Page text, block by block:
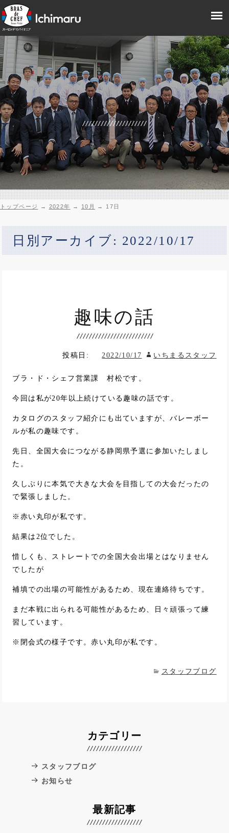
トップページ → 2022年 → 10月 → 17日
日別アーカイブ: 2022/10/17
趣味の話
投稿日: 2022/10/17 いちまるスタッフ
ブラ・ド・シェフ営業課 村松です。
今回は私が20年以上続けている趣味の話です。
カタログのスタッフ紹介にも出ていますが、バレーボー
ルが私の趣味です。
先日、全国大会につながる静岡県予選に参加いたしまし
た。
久しぶりに本気で大きな大会を目指しての大会だったの
で緊張しました。
※赤い丸印が私です。
結果は2位でした。
惜しくも、ストレートでの全国大会出場とはなりません
でしたが
補填での出場の可能性があるため、現在連絡待ちです。
まだ本戦に出られる可能性があるため、日々頑張って練
習しています。
※閉会式の様子です。赤い丸印が私です。
スタッフブログ
カテゴリー
スタッフブログ
お知らせ
最新記事